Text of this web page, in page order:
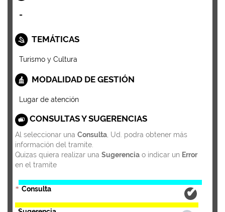
-
TEMÁTICAS
Turismo y Cultura
MODALIDAD DE GESTIÓN
Lugar de atención
CONSULTAS Y SUGERENCIAS
Al seleccionar una Consulta , Ud. podra obtener más
información del tramite.
Quizas quiera realizar una Sugerencia o indicar un Error
en el tramite
* Consulta